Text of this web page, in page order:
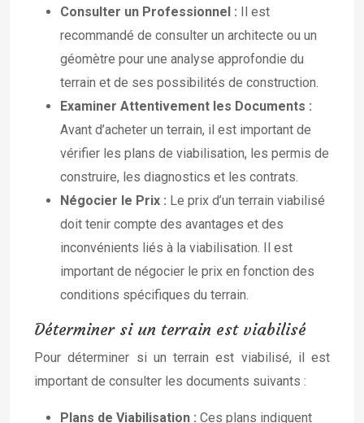
Consulter un Professionnel : Il est
recommandé de consulter un architecte ou un
géomètre pour une analyse approfondie du
terrain et de ses possibilités de construction.
Examiner Attentivement les Documents :
Avant d’acheter un terrain, il est important de
vérifier les plans de viabilisation, les permis de
construire, les diagnostics et les contrats.
Négocier le Prix : Le prix d’un terrain viabilisé
doit tenir compte des avantages et des
inconvénients liés à la viabilisation. Il est
important de négocier le prix en fonction des
conditions spécifiques du terrain.
Déterminer si un terrain est viabilisé
Pour déterminer si un terrain est viabilisé, il est
important de consulter les documents suivants :
Plans de Viabilisation : Ces plans indiquent